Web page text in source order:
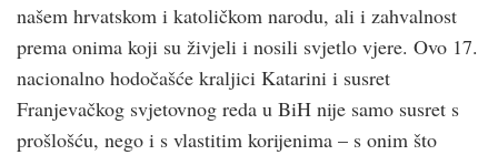
našem hrvatskom i katoličkom narodu, ali i zahvalnost
prema onima koji su živjeli i nosili svjetlo vjere. Ovo 17.
nacionalno hodočašće kraljici Katarini i susret
Franjevačkog svjetovnog reda u BiH nije samo susret s
prošlošću, nego i s vlastitim korijenima – s onim što